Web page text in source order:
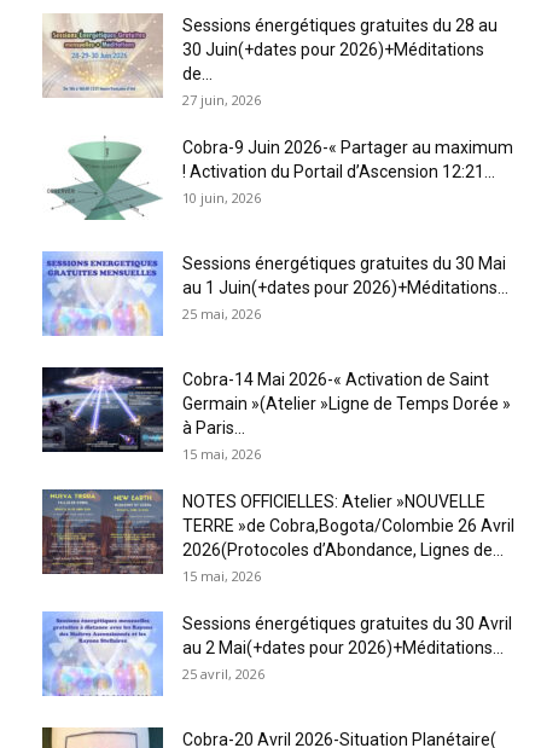
Sessions énergétiques gratuites du 28 au
30 Juin(+dates pour 2026)+Méditations
de...
27 juin, 2026
Cobra-9 Juin 2026-« Partager au maximum
! Activation du Portail d’Ascension 12:21...
10 juin, 2026
Sessions énergétiques gratuites du 30 Mai
au 1 Juin(+dates pour 2026)+Méditations...
25 mai, 2026
Cobra-14 Mai 2026-« Activation de Saint
Germain »(Atelier »Ligne de Temps Dorée »
à Paris...
15 mai, 2026
NOTES OFFICIELLES: Atelier »NOUVELLE
TERRE »de Cobra,Bogota/Colombie 26 Avril
2026(Protocoles d’Abondance, Lignes de...
15 mai, 2026
Sessions énergétiques gratuites du 30 Avril
au 2 Mai(+dates pour 2026)+Méditations...
25 avril, 2026
Cobra-20 Avril 2026-Situation Planétaire(